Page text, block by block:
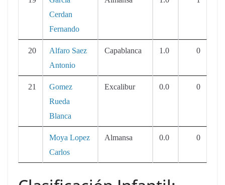
Cerdan
Fernando
20
Alfaro Saez
Antonio
Capablanca 1.0 0
21
Gomez
Rueda
Blanca
Excalibur 0.0 0
Moya Lopez
Carlos
Almansa 0.0 0